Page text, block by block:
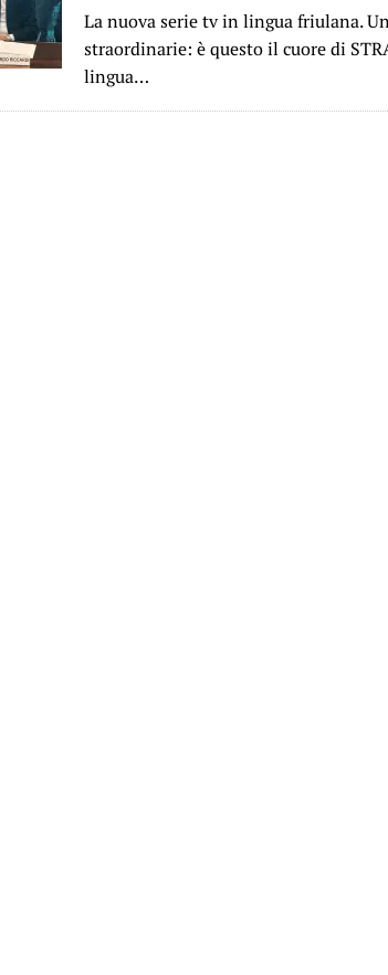
La nuova serie tv in lingua friulana.
straordinarie: è questo il cuore di
lingua…